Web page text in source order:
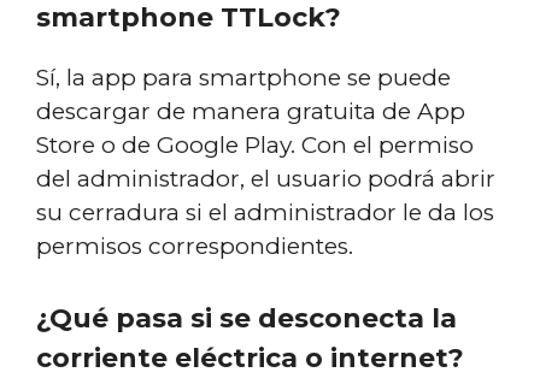
smartphone TTLock?
Sí, la app para smartphone se puede
descargar de manera gratuita de App
Store o de Google Play. Con el permiso
del administrador, el usuario podrá abrir
su cerradura si el administrador le da los
permisos correspondientes.
¿Qué pasa si se desconecta la
corriente eléctrica o internet?